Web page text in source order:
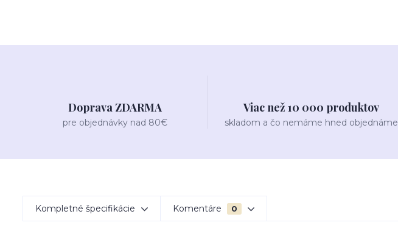
Doprava ZDARMA
pre objednávky nad 80€
Viac než 10 000 produktov
skladom a čo nemáme hned objednáme
Kompletné špecifikácie Komentáre 0